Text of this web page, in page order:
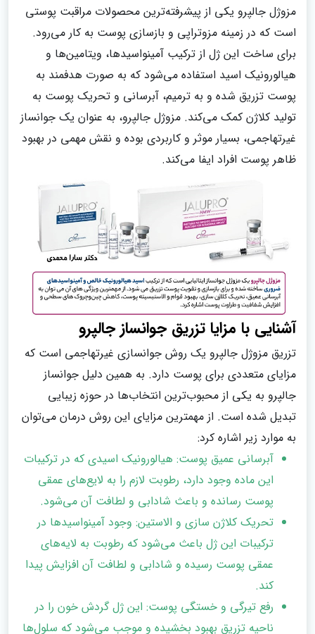
مزوژل جالپرو یکی از پیشرفته‌ترین محصولات مراقبت پوستی
است که در زمینه مزوتراپی و بازسازی پوست به کار می‌رود.
برای ساخت این ژل از ترکیب آمینواسیدها، ویتامین‌ها و
هیالورونیک اسید استفاده می‌شود که به صورت هدفمند به
پوست تزریق شده و به ترمیم، آبرسانی و تحریک پوست به
تولید کلاژن کمک می‌کند. مزوژل جالپرو، به عنوان یک جوانساز
غیرتهاجمی، بسیار موثر و کاربردی بوده و نقش مهمی در بهبود
ظاهر پوست افراد ایفا می‌کند.
آشنایی با مزایا تزریق جوانساز جالپرو
تزریق مزوژل جالپرو یک روش جوانسازی غیرتهاجمی است که
مزایای متعددی برای پوست دارد. به همین دلیل جوانساز
جالپرو به یکی از محبوب‌ترین انتخاب‌ها در حوزه زیبایی
تبدیل شده است. از مهمترین مزایای این روش درمان می‌توان
به موارد زیر اشاره کرد:
آبرسانی عمیق پوست: هیالورونیک اسیدی که در ترکیبات
این ماده وجود دارد، رطوبت لازم را به لایع‌های عمقی
پوست رسانده و باعث شادابی و لطافت آن می‌شود.
تحریک کلاژن سازی و الاستین: وجود آمینواسیدها در
ترکیبات این ژل باعث می‌شود که رطوبت به لایه‌های
عمقی پوست رسیده و شادابی و لطافت آن افزایش پیدا
کند.
رفع تیرگی و خستگی پوست: این ژل گردش خون را در
ناحیه تزریق بهبود بخشیده و موجب می‌شود که سلول‌ها